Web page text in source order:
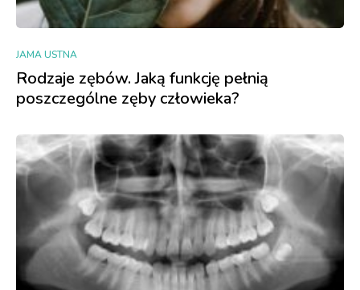
JAMA USTNA
Rodzaje zębów. Jaką funkcję pełnią
poszczególne zęby człowieka?